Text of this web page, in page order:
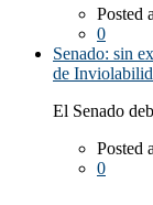
Posted
0
Senado: sin
de
El Senado
Posted
0